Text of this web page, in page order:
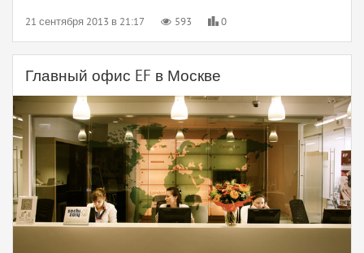
21 сентября 2013 в 21:17 593 0
Главный офис EF в Москве